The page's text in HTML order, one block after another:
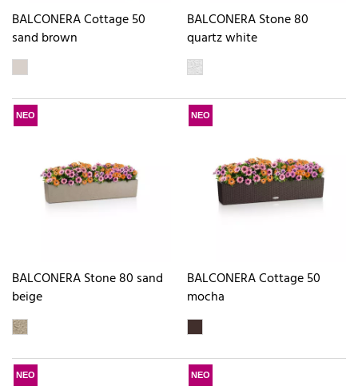
BALCONERA Cottage 50
sand brown
BALCONERA Stone 80
quartz white
ΝΕΟ
BALCONERA Stone 80 sand
beige
ΝΕΟ
BALCONERA Cottage 50
mocha
ΝΕΟ ΝΕΟ